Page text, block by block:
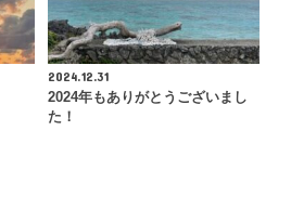
2024.12.31
2024年もありがとうございまし
た！